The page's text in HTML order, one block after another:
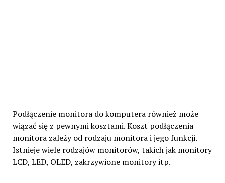
Podłączenie monitora do komputera również może
wiązać się z pewnymi kosztami. Koszt podłączenia
monitora zależy od rodzaju monitora i jego funkcji.
Istnieje wiele rodzajów monitorów, takich jak monitory
LCD, LED, OLED, zakrzywione monitory itp.